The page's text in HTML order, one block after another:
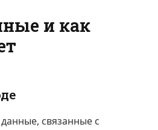
и как
связанные с